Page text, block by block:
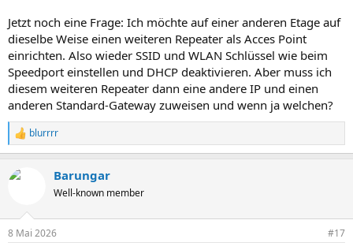
Jetzt noch eine Frage: Ich möchte auf einer anderen Etage auf
dieselbe Weise einen weiteren Repeater als Acces Point
einrichten. Also wieder SSID und WLAN Schlüssel wie beim
Speedport einstellen und DHCP deaktivieren. Aber muss ich
diesem weiteren Repeater dann eine andere IP und einen
anderen Standard-Gateway zuweisen und wenn ja welchen?
R
e
k
e
blurrrr
Barungar
Well-known member
8 Mai 2026 #17